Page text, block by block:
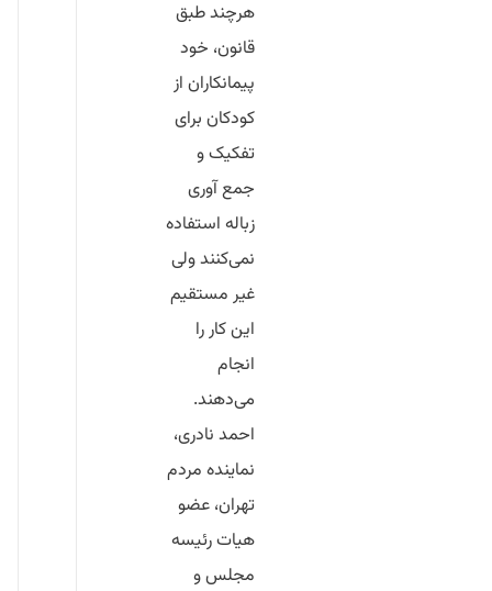
هرچند طبق
قانون، خود
پیمانکاران از
کودکان برای
تفکیک و
جمع آوری
زباله استفاده
نمی‌کنند ولی
غیر مستقیم
این کار را
انجام
می‌دهند.
احمد نادری،
نماینده مردم
تهران، عضو
هیات رئیسه
مجلس و